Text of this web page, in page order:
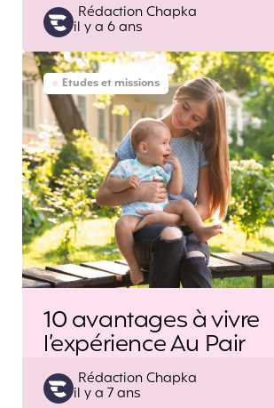
Posted
by
Rédaction Chapka
il y a 6 ans
Etudes et missions
10 avantages à vivre
l’expérience Au Pair
Posted
by
Rédaction Chapka
il y a 7 ans